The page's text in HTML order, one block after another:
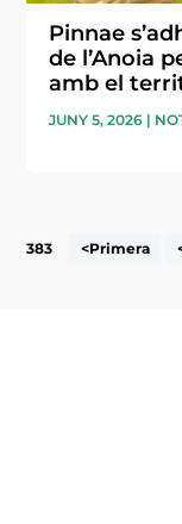
Pinnae
de l’Anoia
amb el
JUNY 5, 2026 |
383
<Primera